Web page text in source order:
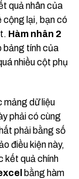
quả nhân của
cộng lại, bạn có
Hàm nhân 2
bảng tính của
nhiều cột phụ
mảng dữ liệu
phải có cùng
phải bằng số
điều kiện này,
kết quả chính
bằng hàm